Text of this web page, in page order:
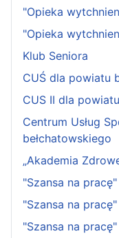
"Opieka
"Opieka
Klub Seniora
CUŚ dla powiatu
CUS II dla
Centrum Usług
bełchatowskiego
„Akademia
"Szansa na
"Szansa na
"Szansa na